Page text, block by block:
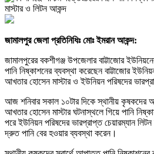
জামালপুর জেলা প্রতিনিধিঃ মোঃ ইমরান আকন্দ:
জামালপুরের বকশীগঞ্জ উপজেলার বাট্টাজোর
পানি নিষ্কাশনের ব্যবস্থা করেছেন বাট্টাজোর
আখতার হোসেন মাস্টার ও ইউনিয়ন পরিষদের
আজ শনিবার সকাল ১০টার দিকে স্থানীয় কৃষকদের
আখতার হোসেন মাস্টার ঘটনাস্থলে গিয়ে পানি
পরে ইউনিয়ন পরিষদের ভারপ্রাপ্ত চেয়ারম্যান
দ্রুত পানি বের হওয়ার ব্যবস্থা করেন।